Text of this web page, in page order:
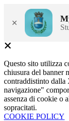
×
Questo sito utilizza
chiusura del banner
contraddistinto dalla
navigazione"
assenza di cookie o
sopracitati.
COOKIE POLICY